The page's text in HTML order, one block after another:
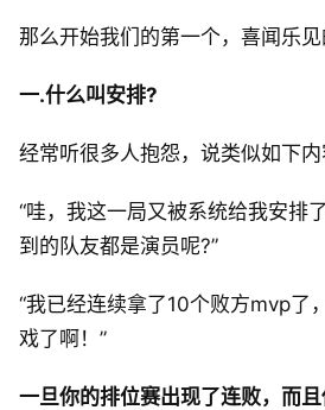
那么开始我们的第一个，喜闻乐见
一.什么叫安排?
经常听很多人抱怨，说类似如下
“哇，我这一局又被系统给我安排
到的队友都是演员呢?”
“我已经连续拿了10个败方mvp了
戏了啊！”
一旦你的排位赛出现了连败，而